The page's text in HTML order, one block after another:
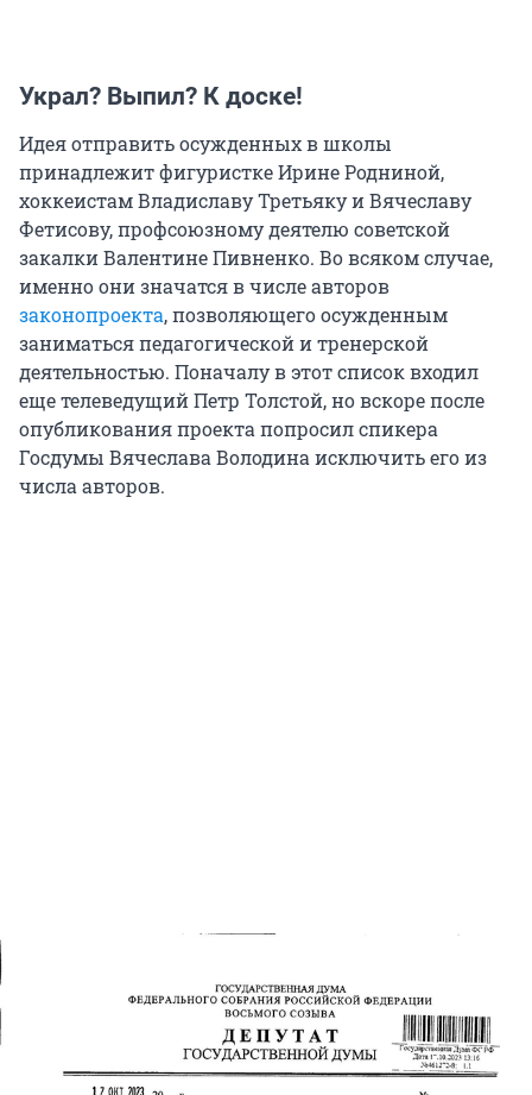
Украл? Выпил? К доске!
Идея отправить осужденных в школы
принадлежит фигуристке Ирине Родниной,
хоккеистам Владиславу Третьяку и Вячеславу
Фетисову, профсоюзному деятелю советской
закалки Валентине Пивненко. Во всяком случае,
именно они значатся в числе авторов
законопроекта, позволяющего осужденным
заниматься педагогической и тренерской
деятельностью. Поначалу в этот список входил
еще телеведущий Петр Толстой, но вскоре после
опубликования проекта попросил спикера
Госдумы Вячеслава Володина исключить его из
числа авторов.